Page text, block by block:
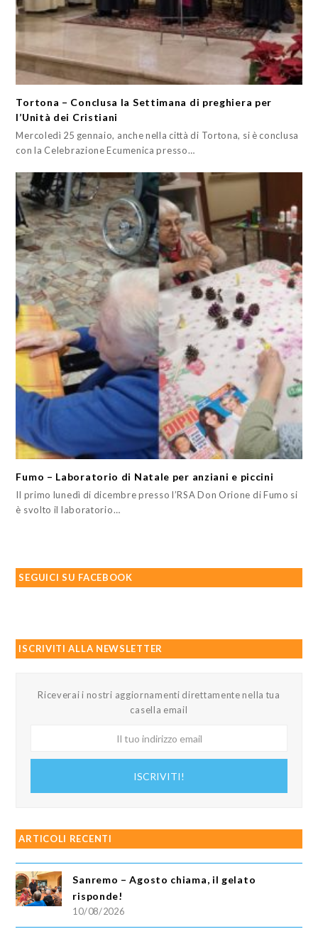
Tortona – Conclusa la Settimana di preghiera per
l’Unità dei Cristiani
Mercoledì 25 gennaio, anche nella città di Tortona, si è conclusa
con la Celebrazione Ecumenica presso…
Fumo – Laboratorio di Natale per anziani e piccini
Il primo lunedì di dicembre presso l’RSA Don Orione di Fumo si
è svolto il laboratorio…
SEGUICI SU FACEBOOK
ISCRIVITI ALLA NEWSLETTER
Riceverai i nostri aggiornamenti direttamente nella tua
casella email
ISCRIVITI!
ARTICOLI RECENTI
Sanremo – Agosto chiama, il gelato
risponde!
10/08/2026